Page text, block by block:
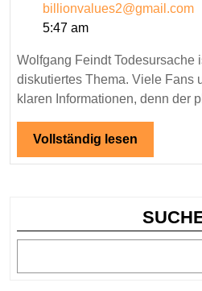
Todesursache:
Alle
Informationen
zu
seinem
plötzlichen
Tod
billionvalues2@gmail.com
5:47 am
Wolfgang Feindt Todesursache
diskutiertes Thema. Viele Fans
klaren Informationen, denn der
Vollständig lesen
lesen